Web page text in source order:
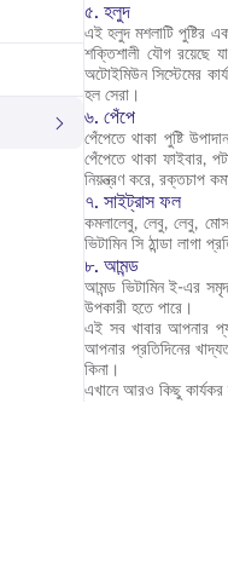
৫. হলুদ
এই হলুদ মশলাটি পুষ্টির
শক্তিশালী যৌগ রয়েছে
অটোইমিউন সিস্টেমের
হল সেরা।
৬. পেঁপে
পেঁপেতে থাকা পুষ্টি
পেঁপেতে থাকা ফাইবার,
নিয়ন্ত্রণ করে, রক্তচাপ
৭. সাইট্রাস ফল
কমলালেবু, লেবু, লেবু,
ভিটামিন সি ঠান্ডা লাগা
৮. আমন্ড
আমন্ড ভিটামিন ই-এর
উপকারী হতে পারে।
এই সব খাবার আপনার
আপনার প্রতিদিনের
কিনা।
এখানে আরও কিছু কার্যকর